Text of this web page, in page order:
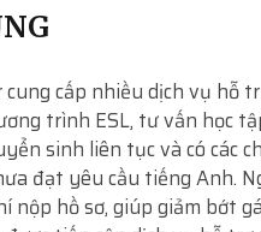
cấp nhiều dịch vụ hỗ
trình ESL, tư vấn học
sinh liên tục và có các
đạt yêu cầu tiếng Anh.
nộp hồ sơ, giúp giảm bớt